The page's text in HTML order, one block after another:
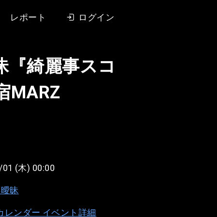
レポート ログイン
『綺麗事スコ
MARZ
(木) 00:00
昧
レンダー イベント詳細